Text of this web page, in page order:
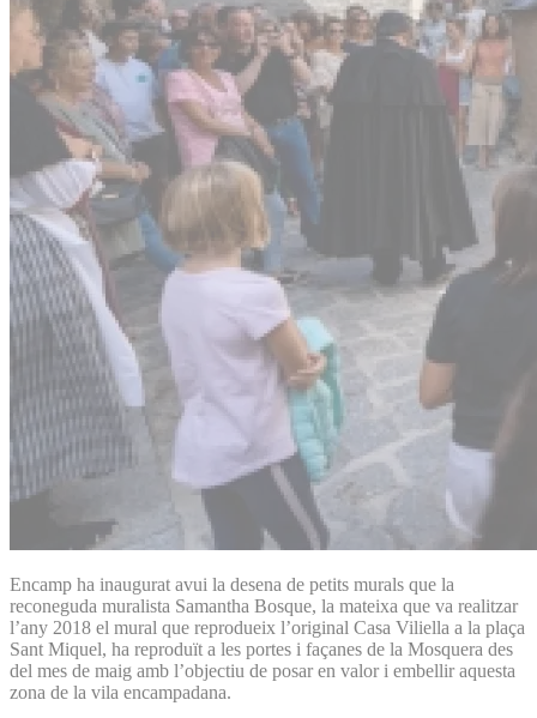
Encamp ha inaugurat avui la desena de petits murals que la
reconeguda muralista Samantha Bosque, la mateixa que va realitzar
l’any 2018 el mural que reprodueix l’original Casa Viliella a la plaça
Sant Miquel, ha reproduït a les portes i façanes de la Mosquera des
del mes de maig amb l’objectiu de posar en valor i embellir aquesta
zona de la vila encampadana.